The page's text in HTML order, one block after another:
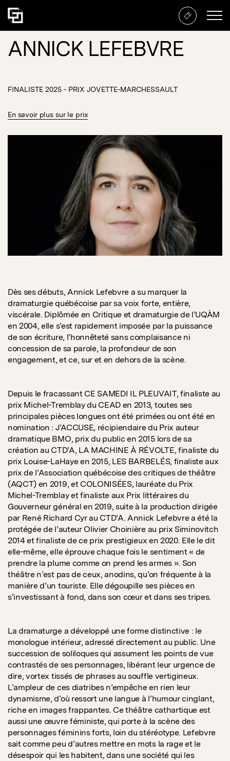
ANNICK LEFEBVRE
FINALISTE 2025 - PRIX JOVETTE-MARCHESSAULT
En savoir plus sur le prix
Dès ses débuts, Annick Lefebvre a su marquer la
dramaturgie québécoise par sa voix forte, entière,
viscérale. Diplômée en Critique et dramaturgie de l’UQÀM
en 2004, elle s’est rapidement imposée par la puissance
de son écriture, l’honnêteté sans complaisance ni
concession de sa parole, la profondeur de son
engagement, et ce, sur et en dehors de la scène.
Depuis le fracassant CE SAMEDI IL PLEUVAIT, finaliste au
prix Michel-Tremblay du CEAD en 2013, toutes ses
principales pièces longues ont été primées ou ont été en
nomination : J’ACCUSE, récipiendaire du Prix auteur
dramatique BMO, prix du public en 2015 lors de sa
création au CTD’A, LA MACHINE À RÉVOLTE, finaliste du
prix Louise-LaHaye en 2015, LES BARBELÉS, finaliste aux
prix de l’Association québécoise des critiques de théâtre
(AQCT) en 2019, et COLONISÉES, lauréate du Prix
Michel-Tremblay et finaliste aux Prix littéraires du
Gouverneur général en 2019, suite à la production dirigée
par René Richard Cyr au CTD’A. Annick Lefebvre a été la
protégée de l’auteur Olivier Choinière au prix Siminovitch
2014 et finaliste de ce prix prestigieux en 2020. Elle le dit
elle-même, elle éprouve chaque fois le sentiment « de
prendre la plume comme on prend les armes ». Son
théâtre n’est pas de ceux, anodins, qu’on fréquente à la
manière d’un touriste. Elle dégoupille ses pièces en
s’investissant à fond, dans son cœur et dans ses tripes.
La dramaturge a développé une forme distinctive : le
monologue intérieur, adressé directement au public. Une
succession de soliloques qui assument les points de vue
contrastés de ses personnages, libérant leur urgence de
dire, vortex tissés de phrases au souffle vertigineux.
L’ampleur de ces diatribes n’empêche en rien leur
dynamisme, d’où ressort une langue à l’humour cinglant,
riche en images frappantes. Ce théâtre cathartique est
aussi une œuvre féministe, qui porte à la scène des
personnages féminins forts, loin du stéréotype. Lefebvre
sait comme peu d’autres mettre en mots la rage et le
désespoir qui les habitent, dans une société qui les